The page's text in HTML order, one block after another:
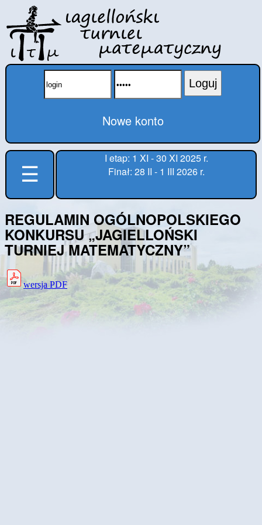
Loguj
Nowe konto
☰
I etap: 1 XI - 30 XI 2025 r.
Finał: 28 II - 1 III 2026 r.
REGULAMIN OGÓLNOPOLSKIEGO
KONKURSU „JAGIELLOŃSKI
TURNIEJ MATEMATYCZNY”
wersja PDF